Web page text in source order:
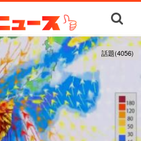
話題(4056)